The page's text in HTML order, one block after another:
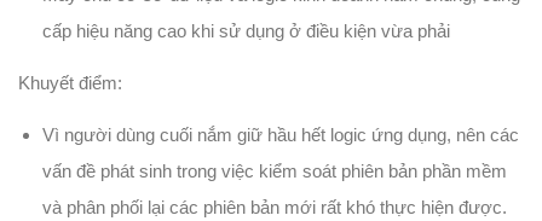
cấp hiệu năng cao khi sử dụng ở điều kiện vừa phải
Khuyết điểm:
Vì người dùng cuối nắm giữ hầu hết logic ứng dụng, nên các
vấn đề phát sinh trong việc kiểm soát phiên bản phần mềm
và phân phối lại các phiên bản mới rất khó thực hiện được.